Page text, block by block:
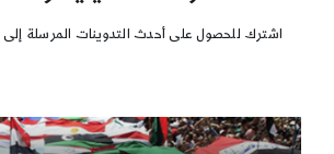
اشترك للحصول على أحدث التدوينات المرسلة إلى